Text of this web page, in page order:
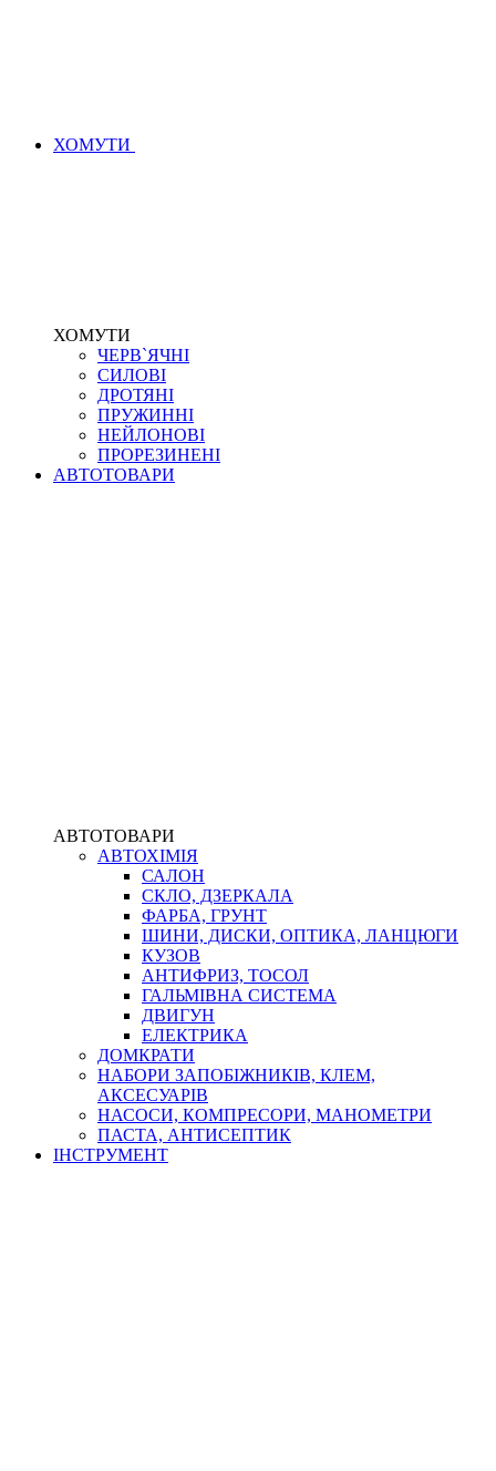
ХОМУТИ
ХОМУТИ
ЧЕРВ`ЯЧНІ
СИЛОВІ
ДРОТЯНІ
ПРУЖИННІ
НЕЙЛОНОВІ
ПРОРЕЗИНЕНІ
АВТОТОВАРИ
АВТОТОВАРИ
АВТОХІМІЯ
САЛОН
СКЛО, ДЗЕРКАЛА
ФАРБА, ГРУНТ
ШИНИ, ДИСКИ, ОПТИКА, ЛАНЦЮГИ
КУЗОВ
АНТИФРИЗ, ТОСОЛ
ГАЛЬМІВНА СИСТЕМА
ДВИГУН
ЕЛЕКТРИКА
ДОМКРАТИ
НАБОРИ ЗАПОБІЖНИКІВ, КЛЕМ,
АКСЕСУАРІВ
НАСОСИ, КОМПРЕСОРИ, МАНОМЕТРИ
ПАСТА, АНТИСЕПТИК
ІНСТРУМЕНТ